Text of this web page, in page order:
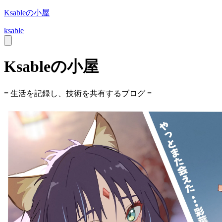
Ksableの小屋
ksable
Ksableの小屋
= 生活を記録し、技術を共有するブログ =